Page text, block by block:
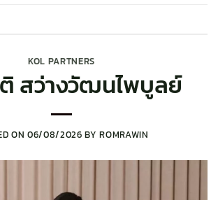
KOL PARTNERS
สว่างวัฒนไพบูลย์
ON 06/08/2026 BYROMRAWIN